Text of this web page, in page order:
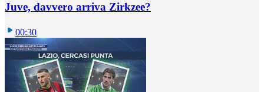
Juve, davvero arriva Zirkzee?
00:30